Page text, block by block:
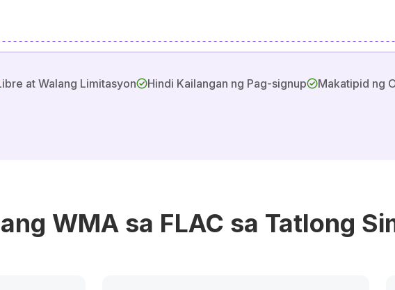
at Walang Limitasyon Hindi Kailangan ng Pag-signup Makatipid ng
WMA sa FLAC sa Tatlong